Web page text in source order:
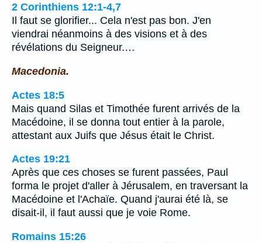
2 Corinthiens 12:1-4,7
Il faut se glorifier... Cela n'est pas bon. J'en
viendrai néanmoins à des visions et à des
révélations du Seigneur.…
Macedonia.
Actes 18:5
Mais quand Silas et Timothée furent arrivés de la
Macédoine, il se donna tout entier à la parole,
attestant aux Juifs que Jésus était le Christ.
Actes 19:21
Après que ces choses se furent passées, Paul
forma le projet d'aller à Jérusalem, en traversant la
Macédoine et l'Achaïe. Quand j'aurai été là, se
disait-il, il faut aussi que je voie Rome.
Romains 15:26